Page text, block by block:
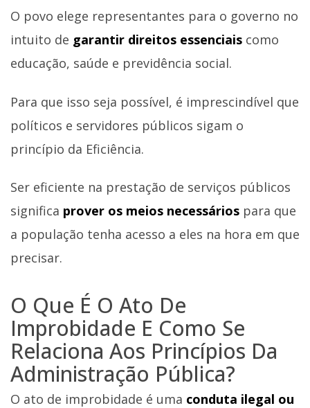
O povo elege representantes para o governo no
intuito de garantir direitos essenciais como
educação, saúde e previdência social.
Para que isso seja possível, é imprescindível que
políticos e servidores públicos sigam o
princípio da Eficiência.
Ser eficiente na prestação de serviços públicos
significa prover os meios necessários para que
a população tenha acesso a eles na hora em que
precisar.
O Que É O Ato De
Improbidade E Como Se
Relaciona Aos Princípios Da
Administração Pública?
O ato de improbidade é uma conduta ilegal ou